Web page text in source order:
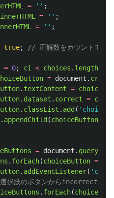
= '' ;
innerHTML = '' ;
= '' ;
true; // 正解数をカウントでき
= 0; ci < choices . length
= document .
. textContent = choices
. dataset . correct =
. classList . add ( ' choice-
. appendChild (choiceButton
= document .
. forEach(choiceButton =>
. addEventListener( ' click
択肢のボタンからincorrectクラ
. forEach(